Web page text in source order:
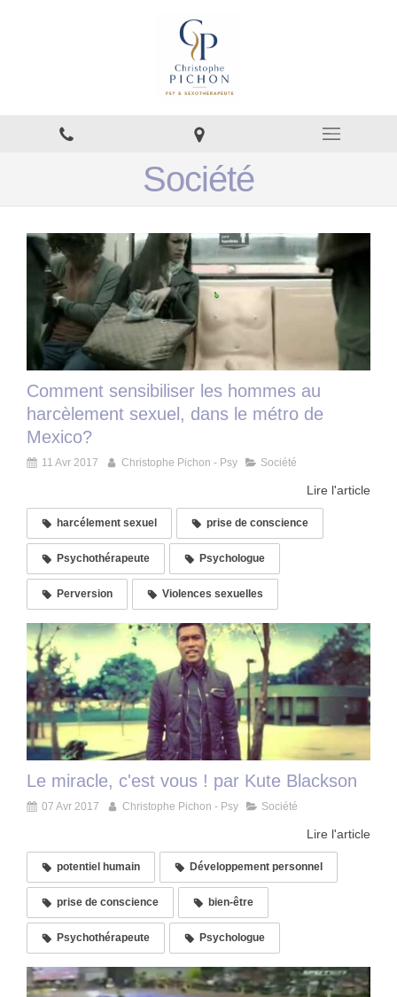
Société
Comment sensibiliser les hommes au
harcèlement sexuel, dans le métro de
Mexico?
11 Avr 2017 Christophe Pichon - Psy Société
Lire l'article
harcélement sexuel prise de conscience
Psychothérapeute Psychologue
Perversion Violences sexuelles
Le miracle, c'est vous ! par Kute Blackson
07 Avr 2017 Christophe Pichon - Psy Société
Lire l'article
potentiel humain Développement personnel
prise de conscience bien-être
Psychothérapeute Psychologue